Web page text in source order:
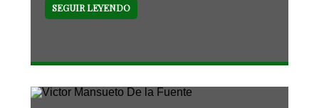
SEGUIR LEYENDO